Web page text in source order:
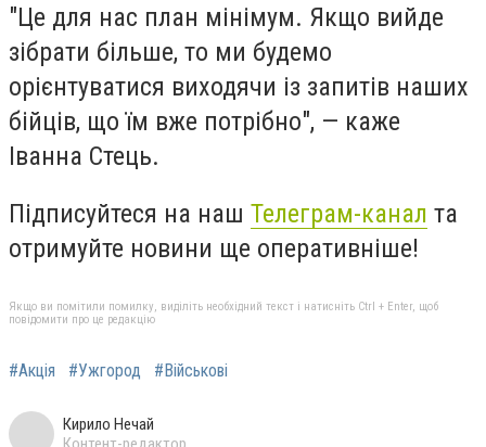
"Це для нас план мінімум. Якщо вийде
зібрати більше, то ми будемо
орієнтуватися виходячи із запитів наших
бійців, що їм вже потрібно", — каже
Іванна Стець.
Підписуйтеся на наш Телеграм-канал та
отримуйте новини ще оперативніше!
Якщо ви помітили помилку, виділіть необхідний текст і натисніть Ctrl + Enter, щоб
повідомити про це редакцію
#Акція #Ужгород #Військові
Кирило Нечай